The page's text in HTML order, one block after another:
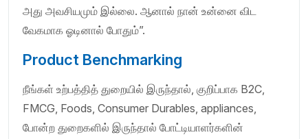
அது அவசியமும் இல்லை. ஆனால் நான் உன்னை விட
வேகமாக ஓடினால் போதும்”.
Product Benchmarking
நீங்கள் உற்பத்தித் துறையில் இருந்தால், குறிப்பாக B2C,
FMCG, Foods, Consumer Durables, appliances,
போன்ற துறைகளில் இருந்தால் போட்டியாளர்களின்